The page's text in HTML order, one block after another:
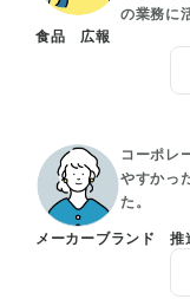
の業務に
食品 広報
コーポレ
やすかっ
た。
メーカーブランド 推